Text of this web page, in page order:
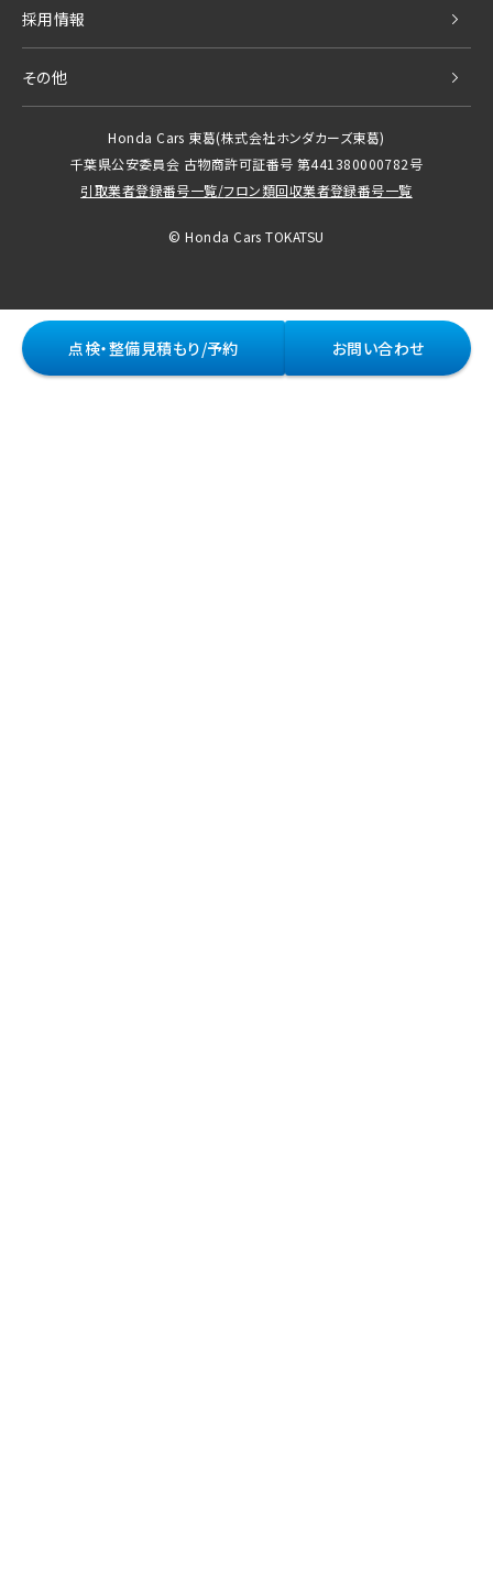
採用情報
その他
Honda Cars 東葛(株式会社ホンダカーズ東葛)
千葉県公安委員会 古物商許可証番号 第441380000782号
引取業者登録番号一覧/フロン類回収業者登録番号一覧
© Honda Cars TOKATSU
点検・整備見積もり/予約 お問い合わせ